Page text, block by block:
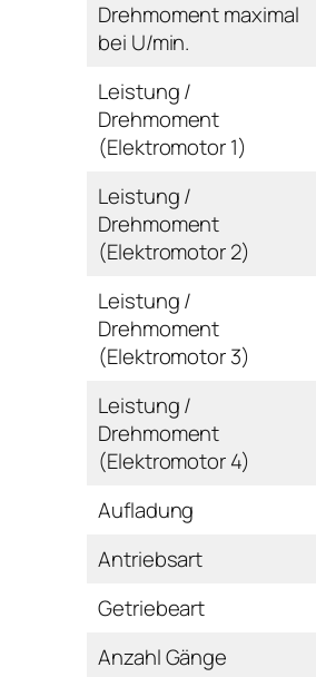
Drehmoment maximal
bei U/min.
Leistung /
Drehmoment
(Elektromotor 1)
Leistung /
Drehmoment
(Elektromotor 2)
Leistung /
Drehmoment
(Elektromotor 3)
Leistung /
Drehmoment
(Elektromotor 4)
Aufladung
Antriebsart
Getriebeart
Anzahl Gänge